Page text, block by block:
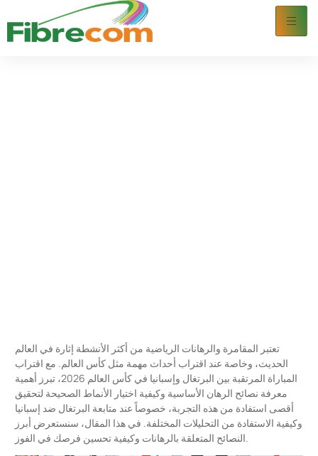
تعتبر المقامرة والرهانات الرياضية من أكثر الأنشطة إثارة في العالم
الحديث، وخاصة عند اقتراب أحداث مهمة مثل كأس العالم. مع اقتراب
المباراة المرتقبة بين البرتغال وإسبانيا في كأس العالم 2026، تبرز أهمية
معرفة نصائح الرهان الأساسية وكيفية اختيار الأنماط الصحيحة لتحقيق
أقصى استفادة من هذه التجربة، خصوصاً عند متابعة البرتغال ضد إسبانيا
وكيفية الاستفادة من التحليلات المختلفة. في هذا المقال، سنستعرض أبرز
النصائح المتعلقة بالرهانات وكيفية تحسين فرصك في الفوز.